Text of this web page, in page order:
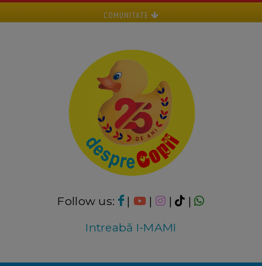
COMUNITATE
Follow us: | | |
|
Intreabă I-MAMI